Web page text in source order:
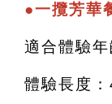
●一攬芳華
適合體驗
體驗長度